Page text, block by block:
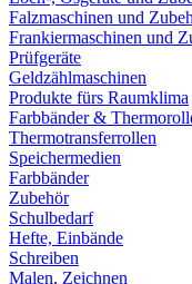
Falzmaschinen und
Frankiermaschinen und
Prüfgeräte
Geldzählmaschinen
Produkte fürs Raumklima
Farbbänder &
Thermotransferrollen
Speichermedien
Farbbänder
Zubehör
Schulbedarf
Hefte, Einbände
Schreiben
Malen, Zeichnen